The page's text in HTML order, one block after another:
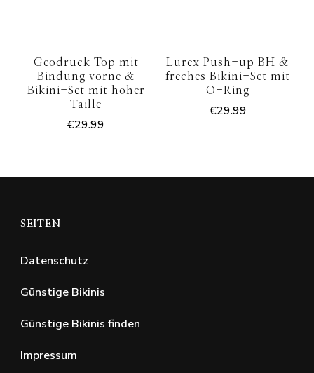
Geodruck Top mit
Bindung vorne &
Bikini-Set mit hoher
Taille
€29.99
Lurex Push-up BH &
freches Bikini-Set mit
O-Ring
€29.99
SEITEN
Datenschutz
Günstige Bikinis
Günstige Bikinis finden
Impressum